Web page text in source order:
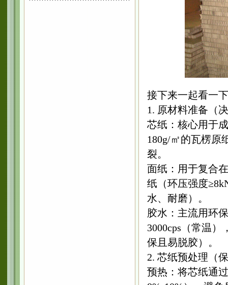
接下来一起看一
1. 原材料准备（
芯纸：核心用于
180g/㎡的瓦楞原
裂。
面纸：用于复合
纸（环压强度
水、耐磨）。
胶水：主流用环
3000cps（常温
保且易脱胶）。
2. 芯纸预处理（
预热：将芯纸通